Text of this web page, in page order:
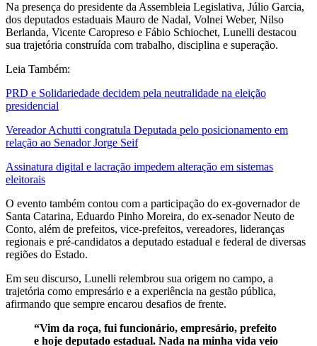
Na presença do presidente da Assembleia Legislativa, Júlio Garcia,
dos deputados estaduais Mauro de Nadal, Volnei Weber, Nilso
Berlanda, Vicente Caropreso e Fábio Schiochet, Lunelli destacou
sua trajetória construída com trabalho, disciplina e superação.
Leia Também:
PRD e Solidariedade decidem pela neutralidade na eleição
presidencial
Vereador Achutti congratula Deputada pelo posicionamento em
relação ao Senador Jorge Seif
Assinatura digital e lacração impedem alteração em sistemas
eleitorais
O evento também contou com a participação do ex-governador de
Santa Catarina, Eduardo Pinho Moreira, do ex-senador Neuto de
Conto, além de prefeitos, vice-prefeitos, vereadores, lideranças
regionais e pré-candidatos a deputado estadual e federal de diversas
regiões do Estado.
Em seu discurso, Lunelli relembrou sua origem no campo, a
trajetória como empresário e a experiência na gestão pública,
afirmando que sempre encarou desafios de frente.
“Vim da roça, fui funcionário, empresário, prefeito
e hoje deputado estadual. Nada na minha vida veio